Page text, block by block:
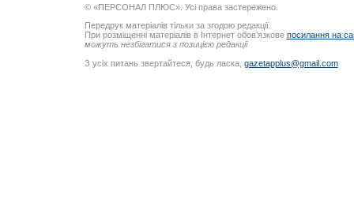
© «ПЕРСОНАЛ ПЛЮС». Усі права застережено.
Передрук матеріалів тільки за згодою редакції.
При розміщенні матеріалів в Інтернет обов’язкове посилання на
можуть незбігатися з позицією редакції
З усіх питань звертайтеся, будь ласка, gazetapplus@gmail.com